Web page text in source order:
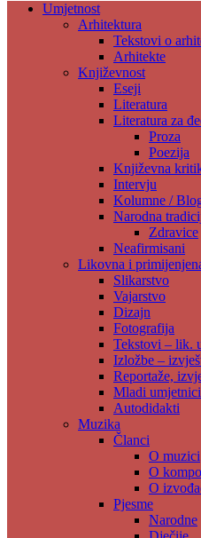
Umjetnost
Arhitektura
Tekstovi o
Arhitekte
Književnost
Eseji
Literatura
Literatura za
Proza
Poezija
Književna
Intervju
Kolumne /
Narodna
Zdravice
Neafirmisani
Likovna i
Slikarstvo
Vajarstvo
Dizajn
Fotografija
Tekstovi – lik.
Izložbe –
Reportaže,
Mladi umjetnici
Autodidakti
Muzika
Članci
O muzici
O
O
Pjesme
Narodne